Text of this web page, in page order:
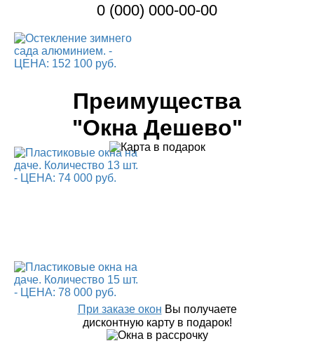
0 (000) 000-00-00
Преимущества
"Окна Дешево"
При заказе окон Вы получаете
дисконтную карту в подарок!